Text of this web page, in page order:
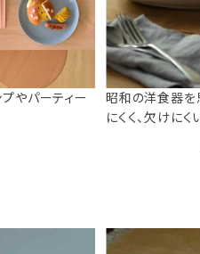
やパーティー
昭和の洋食器を
にくく、欠けにく